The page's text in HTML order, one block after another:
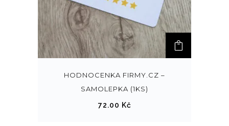
HODNOCENKA FIRMY.CZ –
SAMOLEPKA (1KS)
72.00 Kč